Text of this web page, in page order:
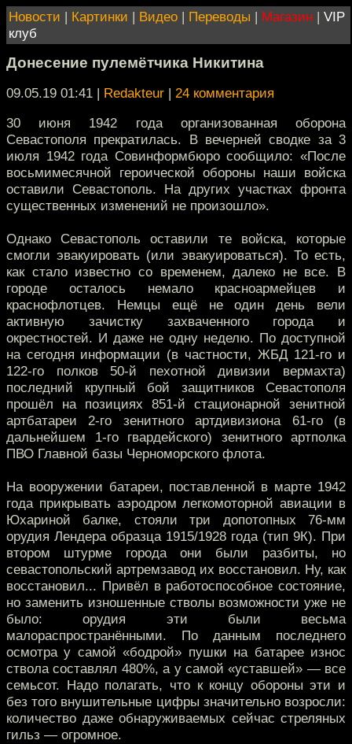
Новости | Картинки | Видео | Переводы | Магазин | VIP
клуб
Донесение пулемётчика Никитина
09.05.19 01:41 | Redakteur | 24 комментария
30 июня 1942 года организованная оборона
Севастополя прекратилась. В вечерней сводке за 3
июля 1942 года Совинформбюро сообщило: «После
восьмимесячной героической обороны наши войска
оставили Севастополь. На других участках фронта
существенных изменений не произошло».
Однако Севастополь оставили те войска, которые
смогли эвакуировать (или эвакуироваться). То есть,
как стало известно со временем, далеко не все. В
городе осталось немало красноармейцев и
краснофлотцев. Немцы ещё не один день вели
активную зачистку захваченного города и
окрестностей. И даже не одну неделю. По доступной
на сегодня информации (в частности, ЖБД 121-го и
122-го полков 50-й пехотной дивизии вермахта)
последний крупный бой защитников Севастополя
прошёл на позициях 851-й стационарной зенитной
артбатареи 2-го зенитного артдивизиона 61-го (в
дальнейшем 1-го гвардейского) зенитного артполка
ПВО Главной базы Черноморского флота.
На вооружении батареи, поставленной в марте 1942
года прикрывать аэродром легкомоторной авиации в
Юхариной балке, стояли три допотопных 76-мм
орудия Лендера образца 1915/1928 года (тип 9К). При
втором штурме города они были разбиты, но
севастопольский артремзавод их восстановил. Ну, как
восстановил... Привёл в работоспособное состояние,
но заменить изношенные стволы возможности уже не
было: орудия эти были весьма
малораспространёнными. По данным последнего
осмотра у самой «бодрой» пушки на батарее износ
ствола составлял 480%, а у самой «уставшей» — все
семьсот. Надо полагать, что к концу обороны эти и
без того внушительные цифры значительно возросли:
количество даже обнаруживаемых сейчас стреляных
гильз — огромное.